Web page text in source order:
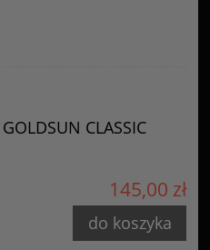
CLASSIC
145,00 zł
do koszyka